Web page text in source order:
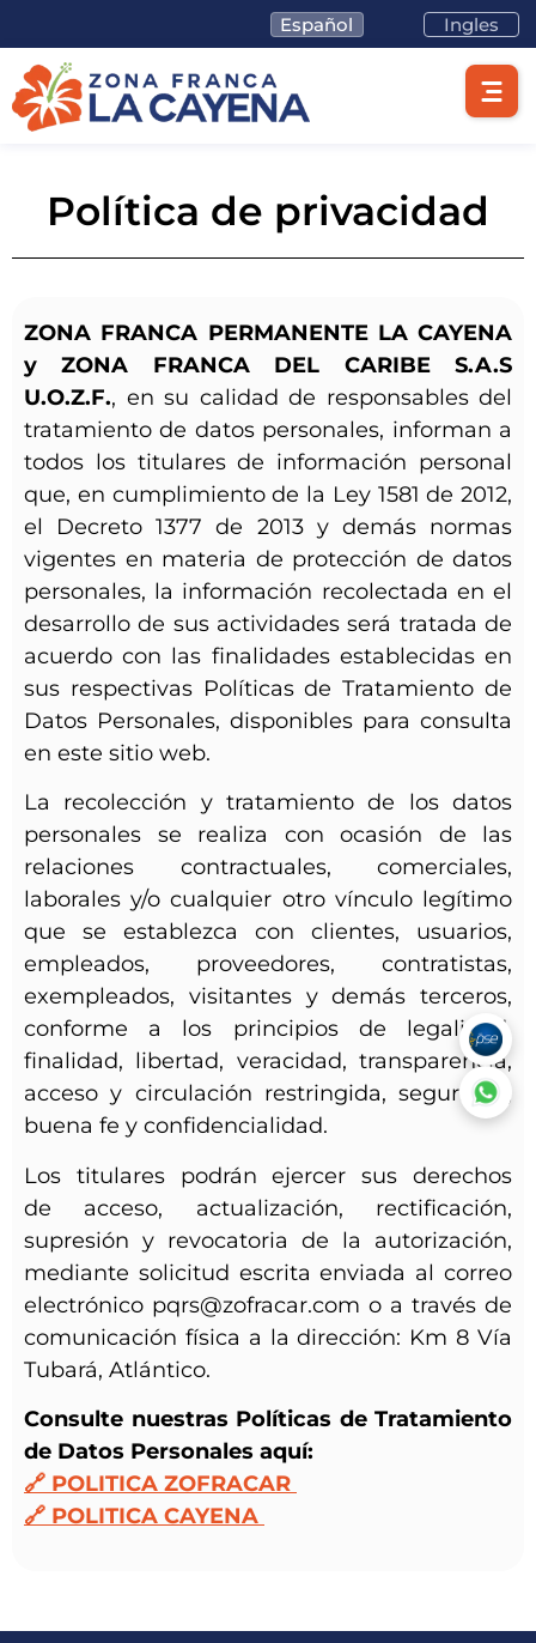
Español Ingles
Lotes/Bodegas
Usuarios
Sostenibilidad
Nosotros
Trabaja con nosotros
Contáctanos
Política de privacidad
ZONA FRANCA PERMANENTE LA CAYENA
y ZONA FRANCA DEL CARIBE S.A.S
U.O.Z.F., en su calidad de responsables del
tratamiento de datos personales, informan a
todos los titulares de información personal
que, en cumplimiento de la Ley 1581 de 2012,
el Decreto 1377 de 2013 y demás normas
vigentes en materia de protección de datos
personales, la información recolectada en el
desarrollo de sus actividades será tratada de
acuerdo con las finalidades establecidas en
sus respectivas Políticas de Tratamiento de
Datos Personales, disponibles para consulta
en este sitio web.
La recolección y tratamiento de los datos
personales se realiza con ocasión de las
relaciones contractuales, comerciales,
laborales y/o cualquier otro vínculo legítimo
que se establezca con clientes, usuarios,
empleados, proveedores, contratistas,
exempleados, visitantes y demás terceros,
conforme a los principios de legalidad,
finalidad, libertad, veracidad, transparencia,
acceso y circulación restringida, seguridad,
buena fe y confidencialidad.
Los titulares podrán ejercer sus derechos
de acceso, actualización, rectificación,
supresión y revocatoria de la autorización,
mediante solicitud escrita enviada al correo
electrónico pqrs@zofracar.com o a través de
comunicación física a la dirección: Km 8 Vía
Tubará, Atlántico.
Consulte nuestras Políticas de Tratamiento
de Datos Personales aquí:
🔗 POLITICA ZOFRACAR
🔗 POLITICA CAYENA